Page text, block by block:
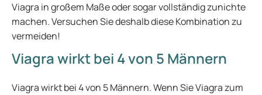
Viagra in großem Maße oder sogar vollständig zunichte
machen. Versuchen Sie deshalb diese Kombination zu
vermeiden!
Viagra wirkt bei 4 von 5 Männern
Viagra wirkt bei 4 von 5 Männern. Wenn Sie Viagra zum